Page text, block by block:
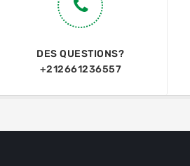
DES QUESTIONS?
+212661236557